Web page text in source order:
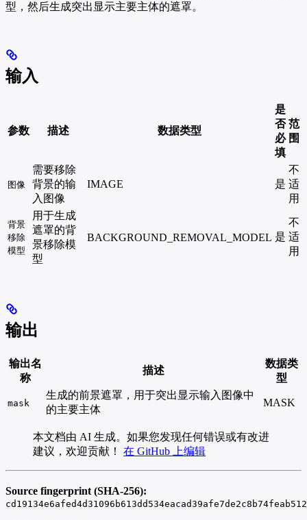
型，然后生成突出显示主要主体的遮罩。
输入
参数 描述 数据类型
是
否
必
填
范
围
图像
需要移除
背景的输
入图像
IMAGE 是
不
适
用
背景
移除
模型
用于生成
遮罩的背
景移除模
型
BACKGROUND_REMOVAL_MODEL 是
不
适
用
输出
输出名
称
描述
数据类
型
mask
生成的前景遮罩，用于突出显示输入图像中
的主要主体
MASK
本文档由 AI 生成。如果您发现任何错误或有改进
建议，欢迎贡献！ 在 GitHub 上编辑
Source fingerprint (SHA-256):